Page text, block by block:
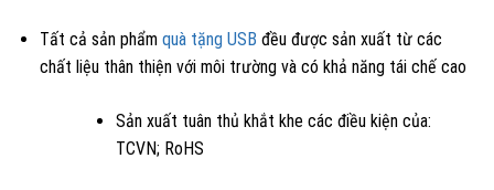
Tất cả sản phẩm quà tặng USB đều được sản xuất từ các
chất liệu thân thiện với môi trường và có khả năng tái chế cao
Sản xuất tuân thủ khắt khe các điều kiện của:
TCVN; RoHS